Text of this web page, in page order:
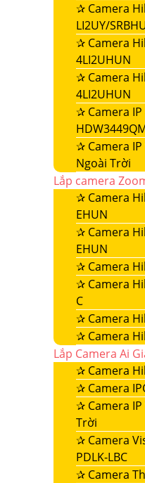
✰ Camera
LI2UY/
✰ Camera
4LI2UHUN
✰ Camera
4LI2UHUN
✰ Camera
✰ Camera
Ngoài Trời
Lắp camera
✰ Camera
EHUN
✰ Camera
EHUN
✰ Camera
✰ Camera
C
✰ Camera
✰ Camera
Lắp Camera Ai
✰ Camera
✰ Camera
✰ Camera IP
Trời
✰ Camera
PDLK-LBC
✰ Camera